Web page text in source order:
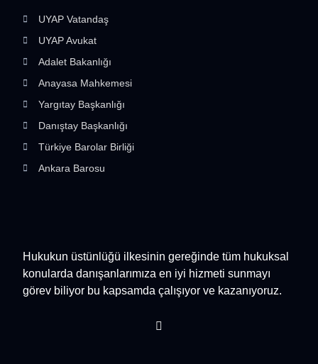
Hukukun üstünlüğü ilkesinin gereğinde tüm hukuksal
konularda danışanlarımıza en iyi hizmeti sunmayı
görev biliyor bu kapsamda çalışıyor ve kazanıyoruz.
UYAP Vatandaş
UYAP Avukat
Adalet Bakanlığı
Anayasa Mahkemesi
Yargıtay Başkanlığı
Danıştay Başkanlığı
Türkiye Barolar Birliği
Ankara Barosu